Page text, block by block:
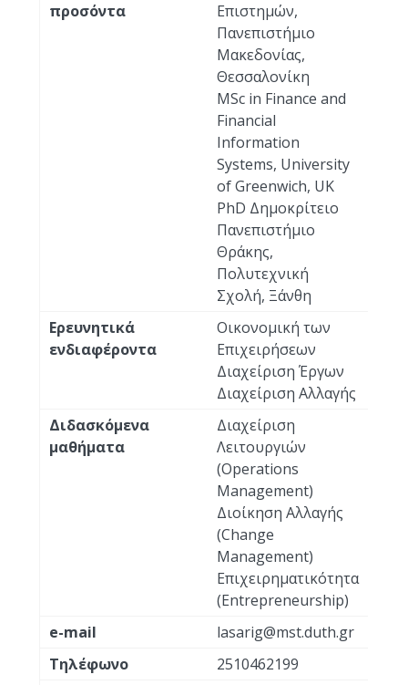
προσόντα
Επιστημών,
Πανεπιστήμιο
Μακεδονίας,
Θεσσαλονίκη
MSc in Finance and
Financial
Information
Systems, University
of Greenwich, UK
PhD Δημοκρίτειο
Πανεπιστήμιο
Θράκης,
Πολυτεχνική
Σχολή, Ξάνθη
Ερευνητικά
ενδιαφέροντα
Οικονομική των
Επιχειρήσεων
Διαχείριση Έργων
Διαχείριση Αλλαγής
Διδασκόμενα
μαθήματα
Διαχείριση
Λειτουργιών
(Operations
Management)
Διοίκηση Αλλαγής
(Change
Management)
Επιχειρηματικότητα
(Entrepreneurship)
e-mail
lasarig@mst.duth.gr
Τηλέφωνο
2510462199